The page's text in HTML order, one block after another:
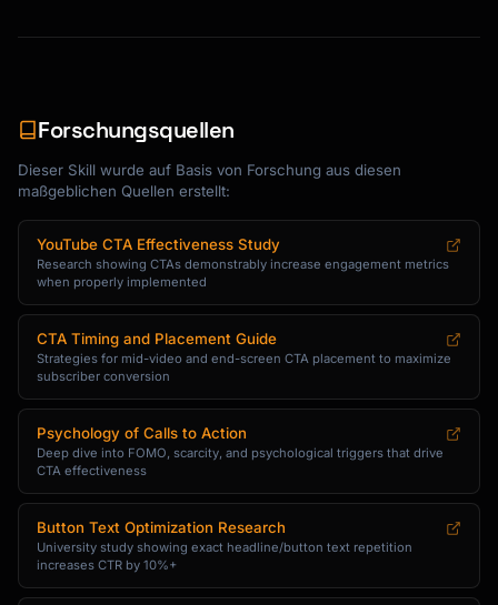
Forschungsquellen
Dieser Skill wurde auf Basis von Forschung aus diesen
maßgeblichen Quellen erstellt:
YouTube CTA Effectiveness Study
Research showing CTAs demonstrably increase engagement metrics
when properly implemented
CTA Timing and Placement Guide
Strategies for mid-video and end-screen CTA placement to maximize
subscriber conversion
Psychology of Calls to Action
Deep dive into FOMO, scarcity, and psychological triggers that drive
CTA effectiveness
Button Text Optimization Research
University study showing exact headline/button text repetition
increases CTR by 10%+